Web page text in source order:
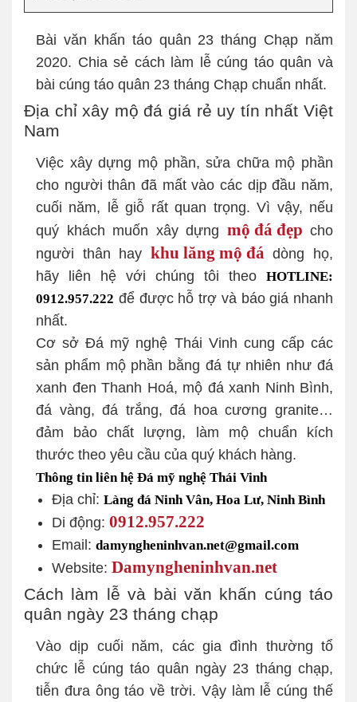
Bài văn khấn táo quân 23 tháng Chạp năm
2020. Chia sẻ cách làm lễ cúng táo quân và
bài cúng táo quân 23 tháng Chạp chuẩn nhất.
Địa chỉ xây mộ đá giá rẻ uy tín nhất Việt
Nam
Việc xây dựng mộ phần, sửa chữa mộ phần
cho người thân đã mất vào các dịp đầu năm,
cuối năm, lễ giỗ rất quan trọng. Vì vậy, nếu
quý khách muốn xây dựng mộ đá đẹp cho
người thân hay khu lăng mộ đá dòng họ,
hãy liên hệ với chúng tôi theo HOTLINE:
0912.957.222 để được hỗ trợ và báo giá nhanh
nhất.
Cơ sở Đá mỹ nghệ Thái Vinh cung cấp các
sản phẩm mộ phần bằng đá tự nhiên như đá
xanh đen Thanh Hoá, mộ đá xanh Ninh Bình,
đá vàng, đá trắng, đá hoa cương granite…
đảm bảo chất lượng, làm mộ chuẩn kích
thước theo yêu cầu của quý khách hàng.
Thông tin liên hệ Đá mỹ nghệ Thái Vinh
Địa chỉ: Làng đá Ninh Vân, Hoa Lư, Ninh Bình
Di động: 0912.957.222
Email: damyngheninhvan.net@gmail.com
Website: Damyngheninhvan.net
Cách làm lễ và bài văn khấn cúng táo
quân ngày 23 tháng chạp
Vào dịp cuối năm, các gia đình thường tổ
chức lễ cúng táo quân ngày 23 tháng chạp,
tiễn đưa ông táo về trời. Vậy làm lễ cúng thế